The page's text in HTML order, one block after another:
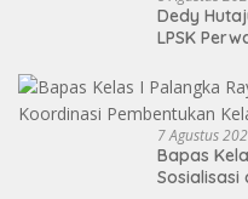
Dedy
LPSK
7 Agustus
Bapas
Sosialisasi